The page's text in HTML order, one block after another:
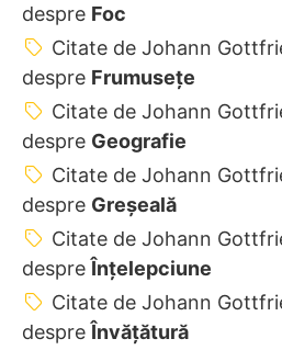
despre Foc
Citate de Johann
despre Frumusețe
Citate de Johann
despre Geografie
Citate de Johann
despre Greșeală
Citate de Johann
despreÎnțelepciune
Citate de Johann
despreÎnvățătură